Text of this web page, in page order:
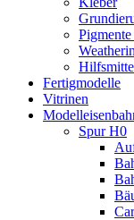
Fertigmodelle
Vitrinen
Spur H0